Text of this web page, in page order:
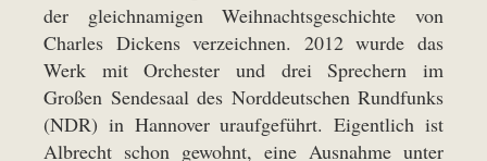
der gleichnamigen Weihnachtsgeschichte von
Charles Dickens verzeichnen. 2012 wurde das
Werk mit Orchester und drei Sprechern im
Großen Sendesaal des Norddeutschen Rundfunks
(NDR) in Hannover uraufgeführt. Eigentlich ist
Albrecht schon gewohnt, eine Ausnahme unter